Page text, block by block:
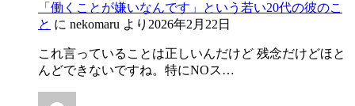
「働くことが嫌いなんです」という若い20代の彼のこ
と に nekomaru より 2026年2月22日
これ言っていることは正しいんだけど 残念だけどほと
んどできないですね。特にNOス…